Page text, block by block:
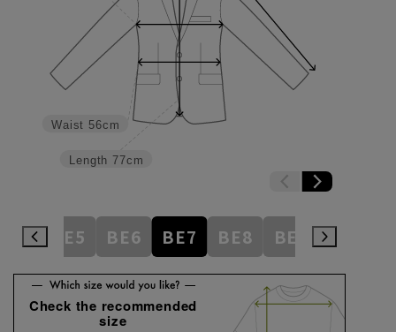
Length 77cm
Waist 56cm
BE5 BE6 BE7 BE8 BE9 BE10
Check the recommended
size